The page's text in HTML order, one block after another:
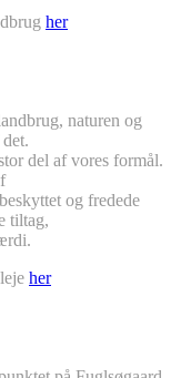
her
naturen og
del af vores formål.
og fredede
tiltag,
her